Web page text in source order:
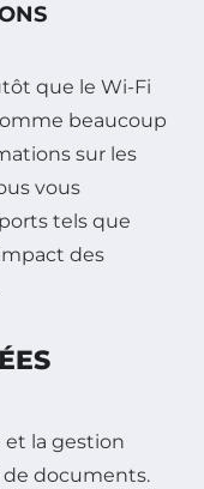
que le Wi-Fi
beaucoup
sur les
vous
tels que
des
et la gestion
documents.